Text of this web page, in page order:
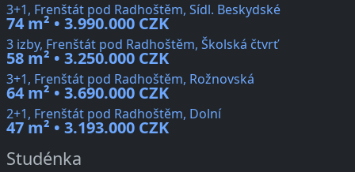
3+1, Frenštát pod Radhoštěm, Sídl. Beskydské
74 m² • 3.990.000 CZK
3 izby, Frenštát pod Radhoštěm, Školská čtvrť
58 m² • 3.250.000 CZK
3+1, Frenštát pod Radhoštěm, Rožnovská
64 m² • 3.690.000 CZK
2+1, Frenštát pod Radhoštěm, Dolní
47 m² • 3.193.000 CZK
Studénka